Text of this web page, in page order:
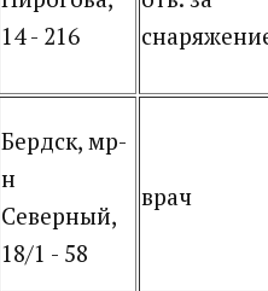
14 - 216
Бердск, мр-
н
Северный,
18/1 - 58
врач